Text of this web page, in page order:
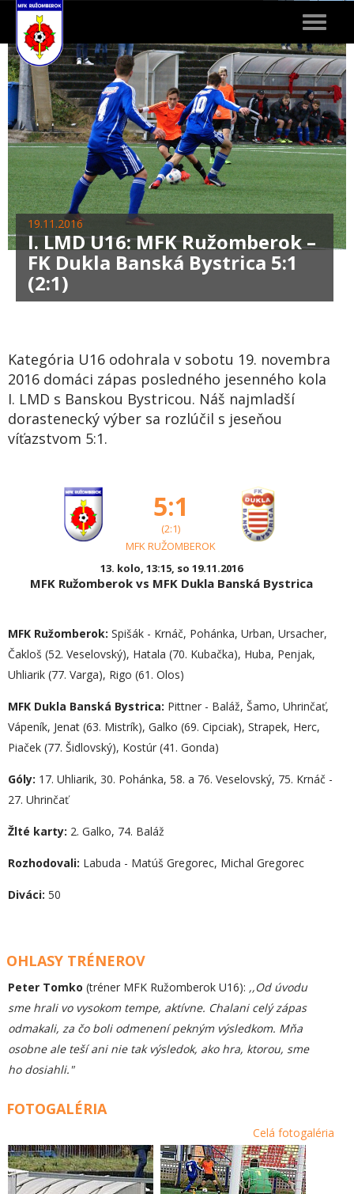
Toggle
19.11.2016
I. LMD U16: MFK Ružomberok –
FK Dukla Banská Bystrica 5:1
(2:1)
Kategória U16 odohrala v sobotu 19. novembra
2016 domáci zápas posledného jesenného kola
I. LMD s Banskou Bystricou. Náš najmladší
dorastenecký výber sa rozlúčil s jeseňou
víťazstvom 5:1.
5:1
(2:1)
MFK RUŽOMBEROK
13. kolo, 13:15, so 19.11.2016
MFK Ružomberok vs MFK Dukla Banská Bystrica
MFK Ružomberok: Spišák - Krnáč, Pohánka, Urban, Ursacher,
Čakloš (52. Veselovský), Hatala (70. Kubačka), Huba, Penjak,
Uhliarik (77. Varga), Rigo (61. Olos)
MFK Dukla Banská Bystrica: Pittner - Baláž, Šamo, Uhrinčať,
Vápeník, Jenat (63. Mistrík), Galko (69. Cipciak), Strapek, Herc,
Piaček (77. Šidlovský), Kostúr (41. Gonda)
Góly: 17. Uhliarik, 30. Pohánka, 58. a 76. Veselovský, 75. Krnáč -
27. Uhrinčať
Žlté karty: 2. Galko, 74. Baláž
Rozhodovali: Labuda - Matúš Gregorec, Michal Gregorec
Diváci: 50
OHLASY TRÉNEROV
Peter Tomko (tréner MFK Ružomberok U16): ,,Od úvodu
sme hrali vo vysokom tempe, aktívne. Chalani celý zápas
odmakali, za čo boli odmenení pekným výsledkom. Mňa
osobne ale teší ani nie tak výsledok, ako hra, ktorou, sme
ho dosiahli."
FOTOGALÉRIA
Celá fotogaléria